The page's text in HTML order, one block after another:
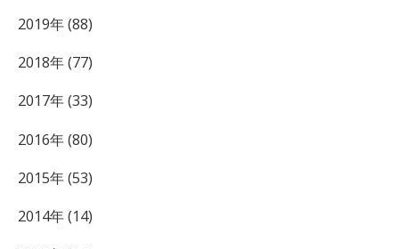
2019年 (88)
2018年 (77)
2017年 (33)
2016年 (80)
2015年 (53)
2014年 (14)